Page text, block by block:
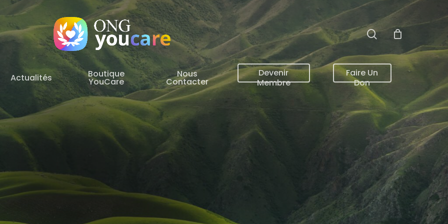
search
Actualités Boutique
YouCare
Nous
Contacter
Devenir
Membre
Faire Un
Don